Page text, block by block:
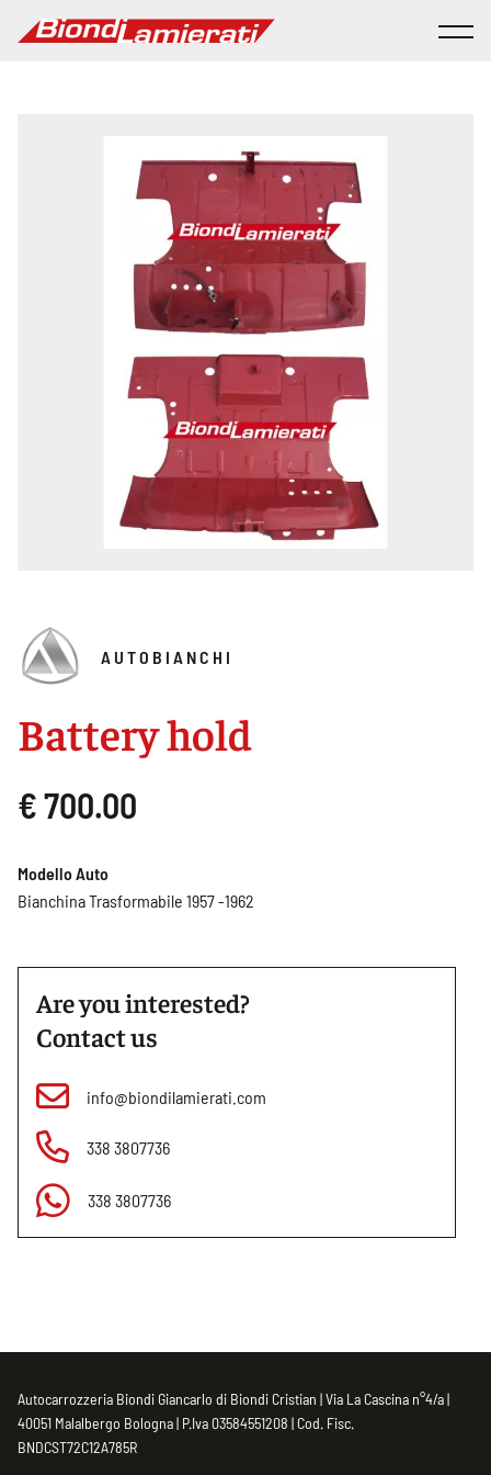
AUTOBIANCHI
Battery hold
€ 700.00
Modello Auto
Bianchina Trasformabile 1957 -1962
Are you interested?
Contact us
info@biondilamierati.com
338 3807736
338 3807736
Autocarrozzeria Biondi Giancarlo di Biondi Cristian | Via La Cascina n°4/a |
40051 Malalbergo Bologna | P.Iva 03584551208 | Cod. Fisc.
BNDCST72C12A785R